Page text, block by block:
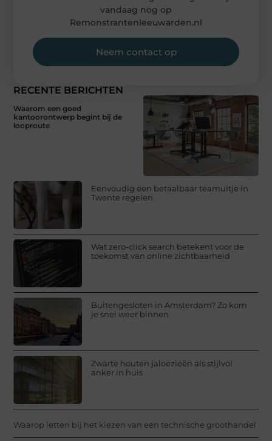
RECENTE BERICHTEN
Waarom een goed
kantoorontwerp begint bij de
looproute
Eenvoudig een betaalbaar teamuitje in
Twente regelen
Wat zero-click search betekent voor de
toekomst van online zichtbaarheid
Buitengesloten in Amsterdam? Zo kom
je snel weer binnen
Zwarte houten jaloezieën als stijlvol
anker in huis
Waarop letten bij het kiezen van een technische groothandel
vandaag nog op
Remonstrantenleeuwarden.nl
Neem contact op